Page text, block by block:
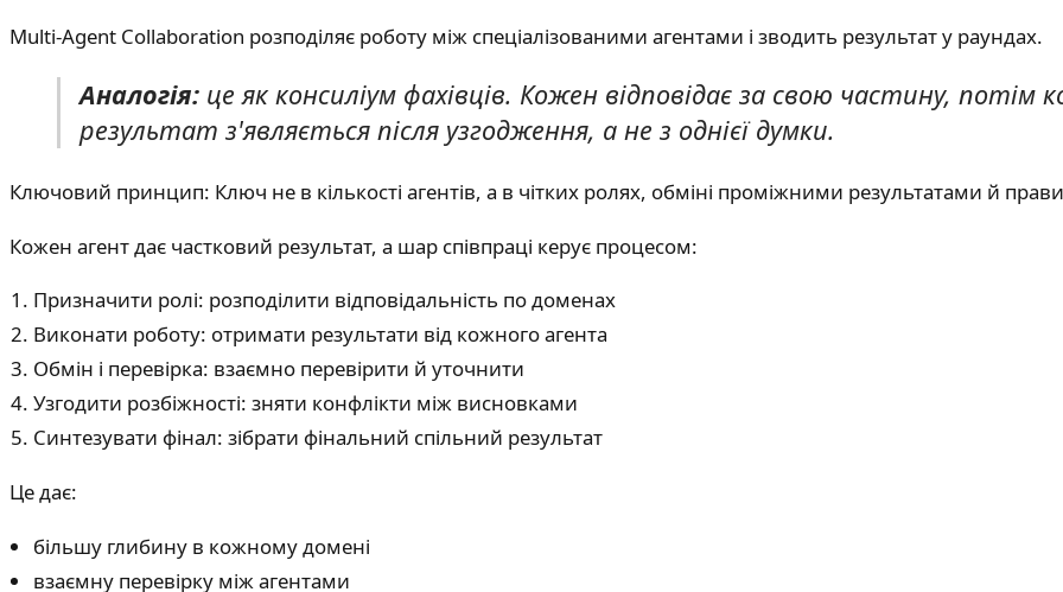
Multi-Agent Collaboration розподіляє роботу між спеціалізованими агентами і зводить результат у раундах.
Аналогія: це як консиліум фахівців. Кожен відповідає за свою частину, потім
результат з'являється після узгодження, а не з однієї думки.
Ключовий принцип: Ключ не в кількості агентів, а в чітких ролях, обміні проміжними результатами й
Кожен агент дає частковий результат, а шар співпраці керує процесом:
Призначити ролі: розподілити відповідальність по доменах
Виконати роботу: отримати результати від кожного агента
Обмін і перевірка: взаємно перевірити й уточнити
Узгодити розбіжності: зняти конфлікти між висновками
Синтезувати фінал: зібрати фінальний спільний результат
Це дає:
більшу глибину в кожному домені
взаємну перевірку між агентами